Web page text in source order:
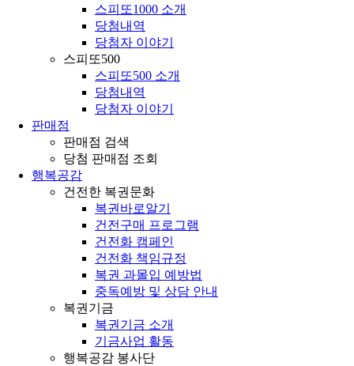
스피또1000 소개
당첨내역
당첨자 이야기
스피또500
스피또500 소개
당첨내역
당첨자 이야기
판매점
판매점 검색
당첨 판매점 조회
행복공감
건전한 복권문화
복권바로알기
건전구매 프로그램
건전화 캠페인
건전화 책임규정
복권 과몰입 예방법
중독예방 및 상담 안내
복권기금
복권기금 소개
기금사업 활동
행복공감 봉사단